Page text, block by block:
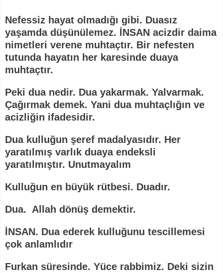
Nefessiz hayat olmadığı gibi. Duasız
yaşamda düşünülemez. İNSAN acizdir daima
nimetleri verene muhtaçtır. Bir nefesten
tutunda hayatın her karesinde duaya
muhtaçtır.
Peki dua nedir. Dua yakarmak. Yalvarmak.
Çağırmak demek. Yani dua muhtaçlığın ve
acizliğin ifadesidir.
Dua kulluğun şeref madalyasıdır. Her
yaratılmış varlık duaya endeksli
yaratılmıştır. Unutmayalım
Kulluğun en büyük rütbesi. Duadır.
Dua. Allah dönüş demektir.
İNSAN. Dua ederek kulluğunu tescillemesi
çok anlamlıdır
Furkan süresinde. Yüce rabbimiz. Deki sizin